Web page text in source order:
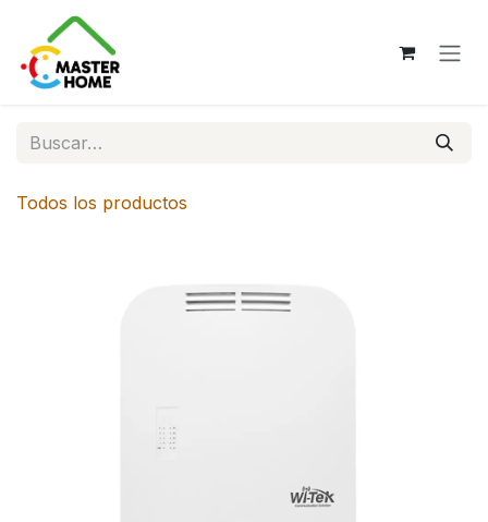
Ir al contenido
Todos los productos